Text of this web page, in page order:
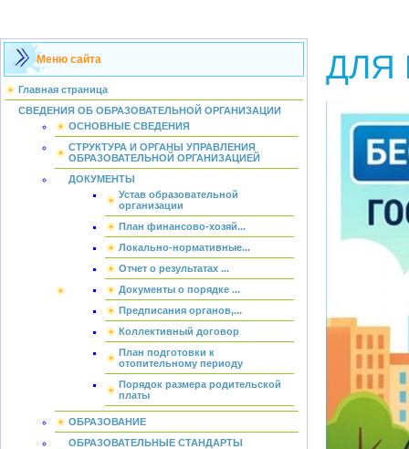
Меню сайта
Главная страница
СВЕДЕНИЯ ОБ ОБРАЗОВАТЕЛЬНОЙ ОРГАНИЗАЦИИ
ОСНОВНЫЕ СВЕДЕНИЯ
СТРУКТУРА И ОРГАНЫ УПРАВЛЕНИЯ
ОБРАЗОВАТЕЛЬНОЙ ОРГАНИЗАЦИЕЙ
ДОКУМЕНТЫ
Устав образовательной
организации
План финансово-хозяй...
Локально-нормативные...
Отчет о результатах ...
Документы о порядке ...
Предписания органов,...
Коллективный договор
План подготовки к
отопительному периоду
Порядок размера родительской
платы
ОБРАЗОВАНИЕ
ОБРАЗОВАТЕЛЬНЫЕ СТАНДАРТЫ
ДЛЯ